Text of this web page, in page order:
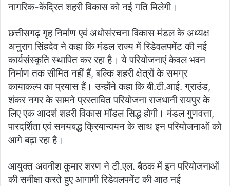
नागरिक-केंद्रित शहरी विकास को नई गति मिलेगी।
छत्तीसगढ़ गृह निर्माण एवं अधोसंरचना विकास मंडल के अध्यक्ष
अनुराग सिंहदेव ने कहा कि मंडल राज्य में रिडेवलपमेंट की नई
कार्यसंस्कृति स्थापित कर रहा है। ये परियोजनाएं केवल भवन
निर्माण तक सीमित नहीं हैं, बल्कि शहरी क्षेत्रों के समग्र
कायाकल्प का प्रयास हैं। उन्होंने कहा कि बी.टी.आई. ग्राउंड,
शंकर नगर के सामने प्रस्तावित परियोजना राजधानी रायपुर के
लिए एक आदर्श शहरी विकास मॉडल सिद्ध होगी। मंडल गुणवत्ता,
पारदर्शिता एवं समयबद्ध क्रियान्वयन के साथ इन परियोजनाओं को
आगे बढ़ा रहा है।
आयुक्त अवनीश कुमार शरण ने टी.एल. बैठक में इन परियोजनाओं
की समीक्षा करते हुए आगामी रिडेवलपमेंट की आठ नई